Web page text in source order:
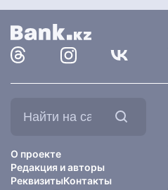
О проекте
Редакция и авторы
РеквизитыКонтакты